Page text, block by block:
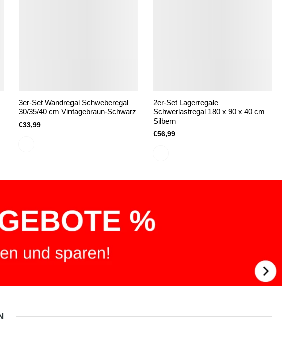
3er-Set Wandregal Schweberegal
30/35/40 cm Vintagebraun-Schwarz
€33,99
2er-Set Lagerregale
Schwerlastregal 180 x 90 x 40 cm
Silbern
€56,99